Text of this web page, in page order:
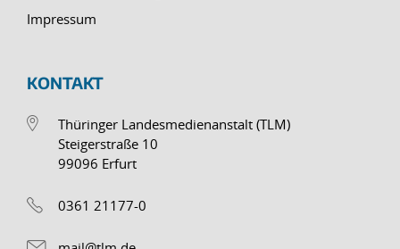
Impressum
KONTAKT
Thüringer Landesmedienanstalt (TLM)
Steigerstraße 10
99096 Erfurt
0361 21177-0